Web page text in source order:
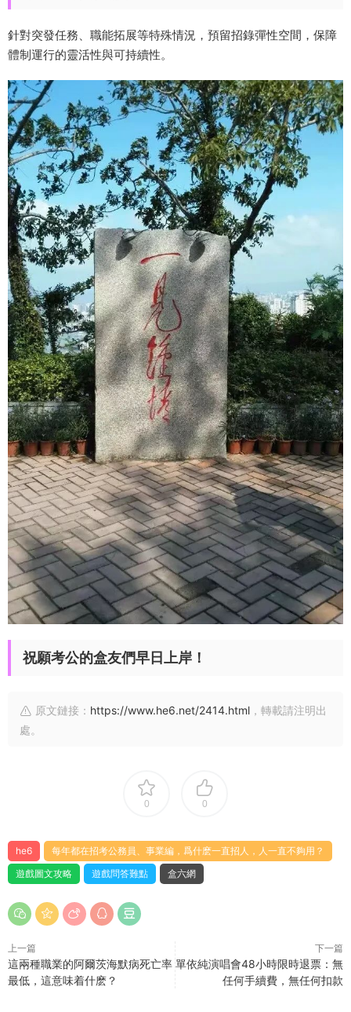
針對突發任務、職能拓展等特殊情況，預留招錄彈性空間，保障
體制運行的靈活性與可持續性。
祝願考公的盒友們早日上岸！
原文鏈接： https://www.he6.net/2414.html ，轉載請注明出
處。
0 0
he6
每年都在招考公務員、事業編，爲什麽一直招人，人一直不夠用？
遊戲圖文攻略
遊戲問答難點 盒六網
上一篇
這兩種職業的阿爾茨海默病死亡率
最低，這意味着什麽？
下一篇
單依純演唱會48小時限時退票：無
任何手續費，無任何扣款